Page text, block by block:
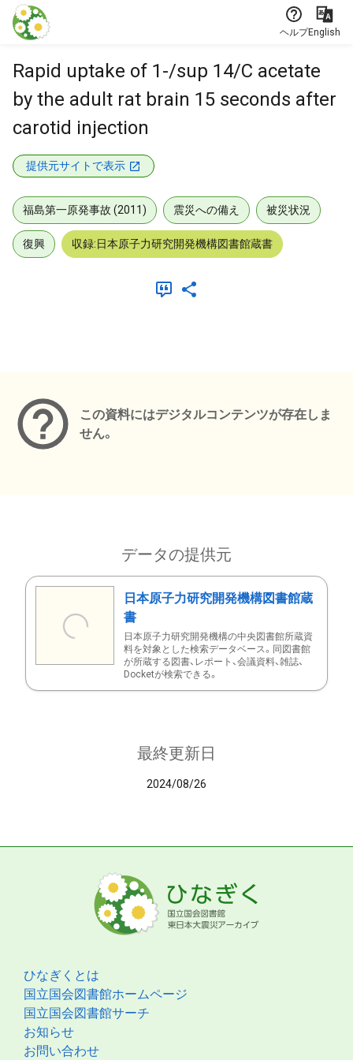
本文に飛ぶ
ヘルプEnglish
Rapid uptake of 1-/sup 14/C acetate
by the adult rat brain 15 seconds after
carotid injection
提供元サイトで表示
福島第一原発事故 (2011) 震災への備え 被災状況
復興 収録:日本原子力研究開発機構図書館蔵書
この資料にはデジタルコンテンツが存在しま
せん。
データの提供元
日本原子力研究開発機構図書館蔵
書
日本原子力研究開発機構の中央図書館所蔵資
料を対象とした検索データベース。同図書館
が所蔵する図書、レポート、会議資料、雑誌、
Docketが検索できる。
最終更新日
2024/08/26
ひなぎくとは
国立国会図書館ホームページ
国立国会図書館サーチ
お知らせ
お問い合わせ